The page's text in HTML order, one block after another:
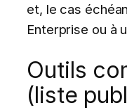
et, le cas
Enterprise ou à
Outils
(liste